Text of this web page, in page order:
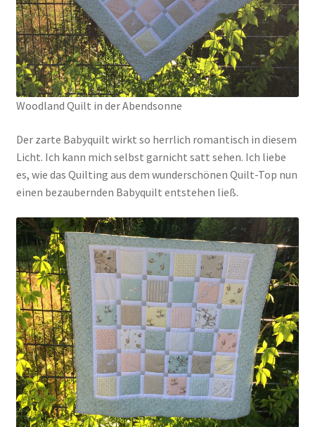
Woodland Quilt in der Abendsonne
Der zarte Babyquilt wirkt so herrlich romantisch in diesem
Licht. Ich kann mich selbst garnicht satt sehen. Ich liebe
es, wie das Quilting aus dem wunderschönen Quilt-Top nun
einen bezaubernden Babyquilt entstehen ließ.